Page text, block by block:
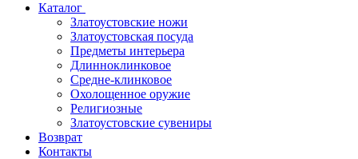
Каталог
Златоустовские ножи
Златоустовская посуда
Предметы интерьера
Длинноклинковое
Средне-клинковое
Охолощенное оружие
Религиозные
Златоустовские сувениры
Возврат
Контакты